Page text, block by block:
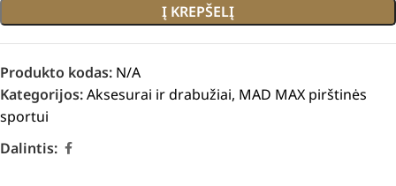
Į KREPŠELĮ
Produkto kodas: N/A
Kategorijos:Aksesurai ir drabužiai, MAD MAX pirštinės
sportui
Dalintis: